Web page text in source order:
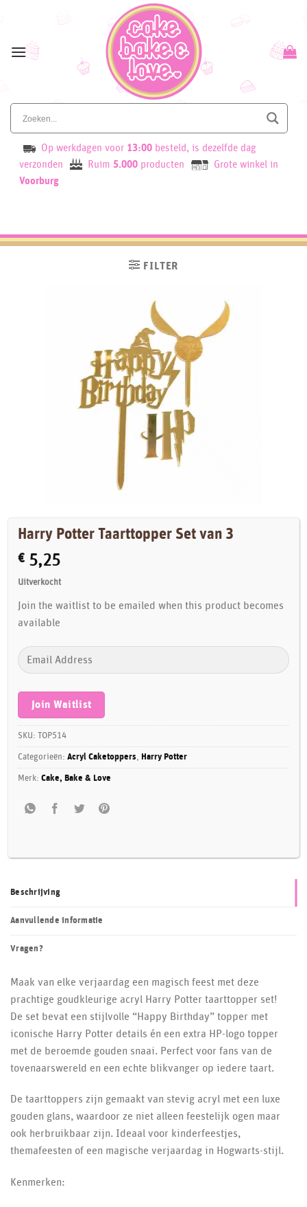
content
Op werkdagen voor 13:00 besteld, is dezelfde dag
verzonden
Ruim 5.000 producten
Grote winkel in
Voorburg
FILTER
Harry Potter Taarttopper Set van 3
€ 5,25
Uitverkocht
Join the waitlist to be emailed when this product becomes
available
Enter
your
address
to
join
the
waitlist
for
product
Join Waitlist
SKU:TOP514
Categorieën:Acryl Caketoppers, Harry Potter
Merk:Cake, Bake & Love
Beschrijving
Aanvullende informatie
Vragen?
Maak van elke verjaardag een magisch feest met deze
prachtige goudkleurige acryl Harry Potter taarttopper set!
De set bevat een stijlvolle “Happy Birthday” topper met
iconische Harry Potter details én een extra HP-logo topper
met de beroemde gouden snaai. Perfect voor fans van de
tovenaarswereld en een echte blikvanger op iedere taart.
De taarttoppers zijn gemaakt van stevig acryl met een luxe
gouden glans, waardoor ze niet alleen feestelijk ogen maar
ook herbruikbaar zijn. Ideaal voor kinderfeestjes,
themafeesten of een magische verjaardag in Hogwarts-stijl.
Kenmerken: